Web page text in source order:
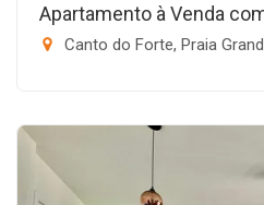
Apartamento à Venda
Canto do Forte, Praia